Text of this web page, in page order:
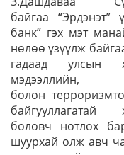
байгаа “Эрдэнэт”
банк” гэх мэт
нөлөө үзүүлж
гадаад улсын
болон
боловч нотлох
шуурхай олж авч